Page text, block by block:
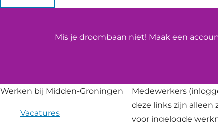
Mis je droombaan niet! Maak een
Werken bij Midden-Groningen
Vacatures
Medewerkers
deze links zijn alleen
voor ingelogde